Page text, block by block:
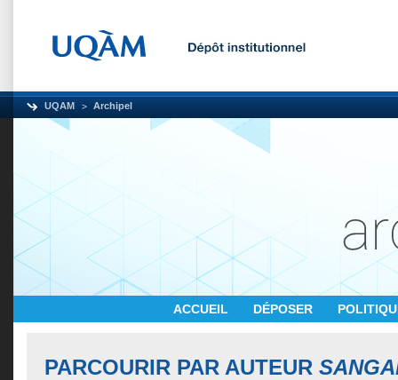
UQAM Archipel
ACCUEIL DÉPOSER
PARCOURIR PAR AUTEUR